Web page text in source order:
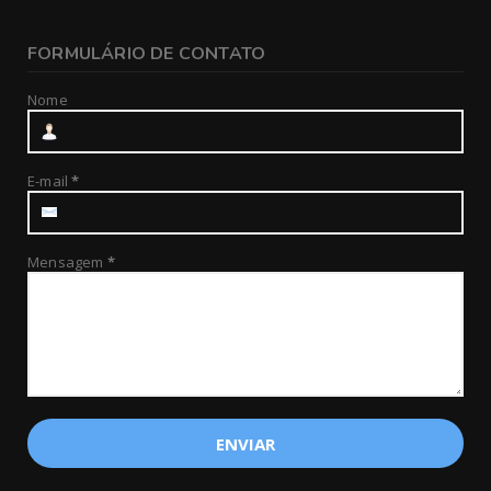
FORMULÁRIO DE CONTATO
Nome
E-mail*
Mensagem *